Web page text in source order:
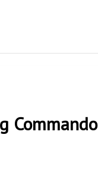
Commando